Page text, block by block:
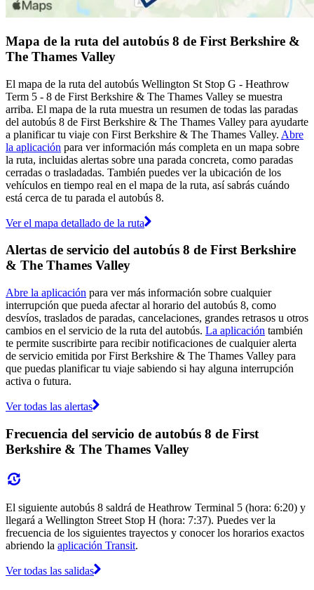
Mapa de la ruta del autobús 8 de First Berkshire &
The Thames Valley
El mapa de la ruta del autobús Wellington St Stop G - Heathrow
Term 5 - 8 de First Berkshire & The Thames Valley se muestra
arriba. El mapa de la ruta muestra un resumen de todas las paradas
del autobús 8 de First Berkshire & The Thames Valley para ayudarte
a planificar tu viaje con First Berkshire & The Thames Valley. Abre
la aplicación para ver información más completa en un mapa sobre
la ruta, incluidas alertas sobre una parada concreta, como paradas
cerradas o trasladadas. También puedes ver la ubicación de los
vehículos en tiempo real en el mapa de la ruta, así sabrás cuándo
está cerca de tu parada el autobús 8.
Ver el mapa detallado de la ruta
Alertas de servicio del autobús 8 de First Berkshire
& The Thames Valley
Abre la aplicación para ver más información sobre cualquier
interrupción que pueda afectar al horario del autobús 8, como
desvíos, traslados de paradas, cancelaciones, grandes retrasos u otros
cambios en el servicio de la ruta del autobús. La aplicación también
te permite suscribirte para recibir notificaciones de cualquier alerta
de servicio emitida por First Berkshire & The Thames Valley para
que puedas planificar tu viaje sabiendo si hay alguna interrupción
activa o futura.
Ver todas las alertas
Frecuencia del servicio de autobús 8 de First
Berkshire & The Thames Valley
El siguiente autobús 8 saldrá de Heathrow Terminal 5 (hora: 6:20) y
llegará a Wellington Street Stop H (hora: 7:37). Puedes ver la
frecuencia de los siguientes trayectos y conocer los horarios exactos
abriendo la aplicación Transit.
Ver todas las salidas